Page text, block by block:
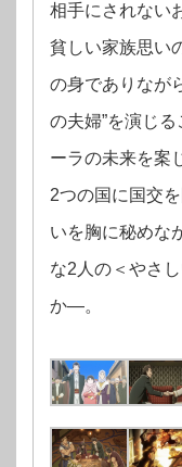
相手にされない
貧しい家族思い
の身でありなが
の夫婦”を演じ
ーラの未来を案
2つの国に国交
いを胸に秘めな
な2人の＜やさ
か―。